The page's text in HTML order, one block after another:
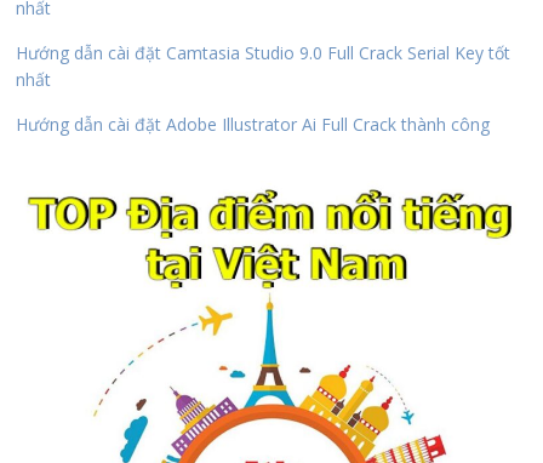
nhất
Hướng dẫn cài đặt Camtasia Studio 9.0 Full Crack Serial Key tốt
nhất
Hướng dẫn cài đặt Adobe Illustrator Ai Full Crack thành công